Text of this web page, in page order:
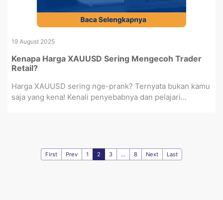
19 August 2025
Kenapa Harga XAUUSD Sering Mengecoh Trader
Retail?
Harga XAUUSD sering nge-prank? Ternyata bukan kamu
saja yang kena! Kenali penyebabnya dan pelajari...
First Prev 1 2 3 ... 8 Next Last